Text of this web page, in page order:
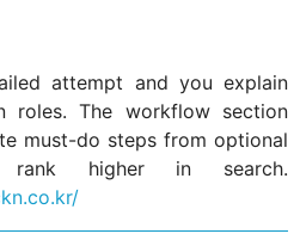
attempt and you explain
roles. The workflow section
must-do steps from optional
rank higher in search.